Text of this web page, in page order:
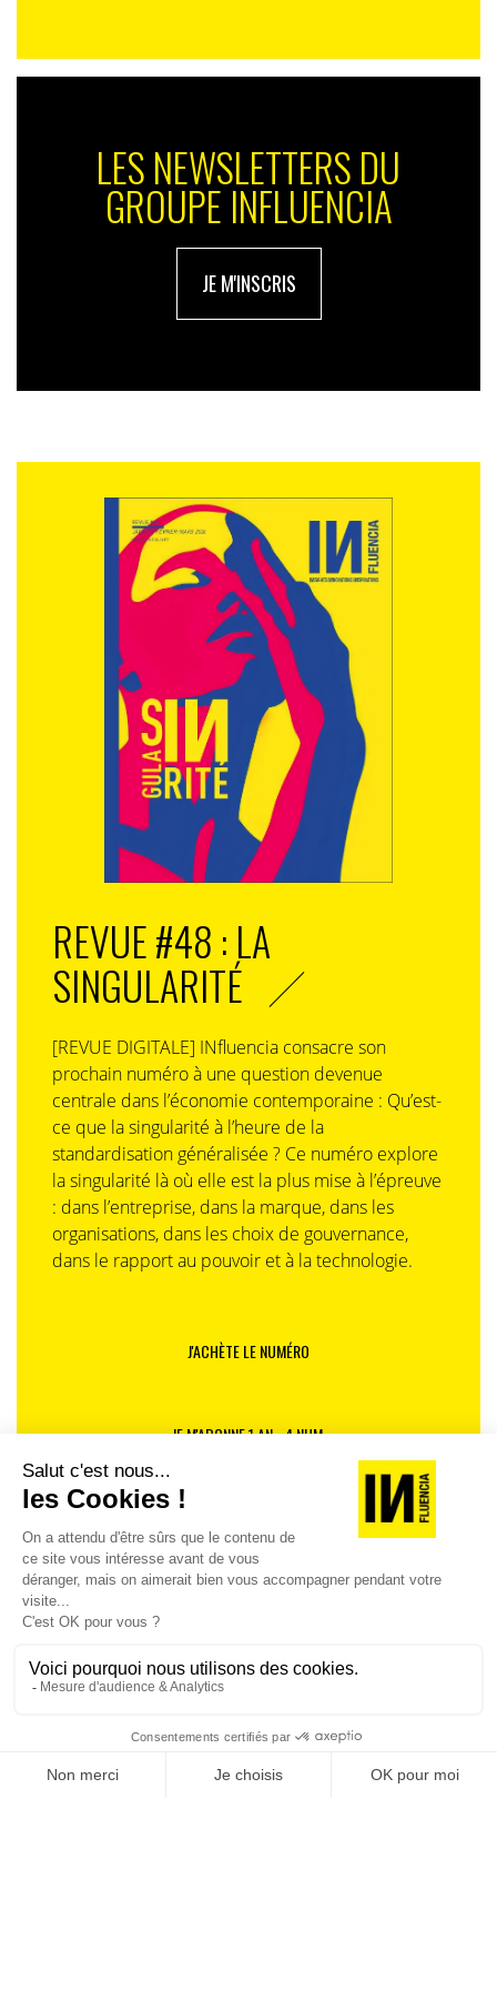
LES NEWSLETTERS DU
GROUPE INFLUENCIA
JE M'INSCRIS
REVUE #48 : LA
SINGULARITÉ
[REVUE DIGITALE] INfluencia consacre son
prochain numéro à une question devenue
centrale dans l’économie contemporaine : Qu’est-
ce que la singularité à l’heure de la
standardisation généralisée ? Ce numéro explore
la singularité là où elle est la plus mise à l’épreuve
: dans l’entreprise, dans la marque, dans les
organisations, dans les choix de gouvernance,
dans le rapport au pouvoir et à la technologie.
J'ACHÈTE LE NUMÉRO
JE M'ABONNE 1 AN - 4 NUM.
JE DÉCOUVRE LES NUMÉROS PRÉCÉDENTS
Je suis déjà abonné(e) :je consulte la revue en